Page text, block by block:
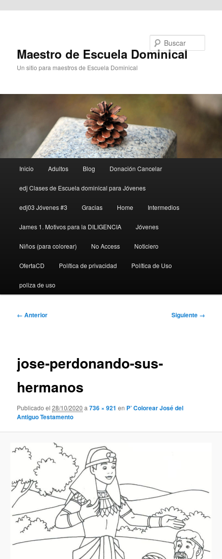
Maestro de Escuela Dominical
Un sitio para maestros de Escuela Dominical
principal
Inicio Adultos Blog Donación Cancelar
edj Clases de Escuela dominical para Jóvenes
edj03 Jóvenes #3 Gracias Home Intermedios
James 1. Motivos para la DILIGENCIA Jóvenes
Niños (para colorear) No Access Noticiero
OfertaCD Política de privacidad Política de Uso
poliza de uso
Navegador
← Anterior Siguiente →
jose-perdonando-sus-
hermanos
Publicado el 28/10/2020 a736 × 921 en P’ Colorear José del
Antiguo Testamento